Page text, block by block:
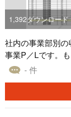
1,392ダウンロード
社内の事業部別
事業P／Lです。
上していたもの
ました。実業務
欄に定性的に記
- 件